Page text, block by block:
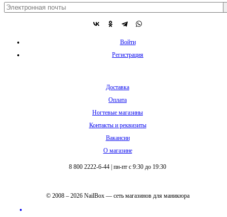
Войти
Регистрация
Доставка
Оплата
Ногтевые магазины
Контакты и реквизиты
Вакансии
О магазине
8 800 2222-6-44 пн-пт с 9:30 до 19:30
© 2008 – 2026 NailBox — сеть магазинов для маникюра